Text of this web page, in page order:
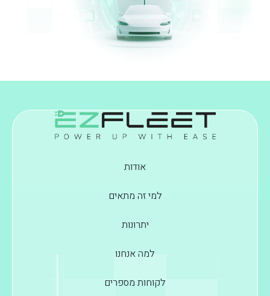
אודות
למי זה מתאים
יתרונות
למה אנחנו
לקוחות מספרים